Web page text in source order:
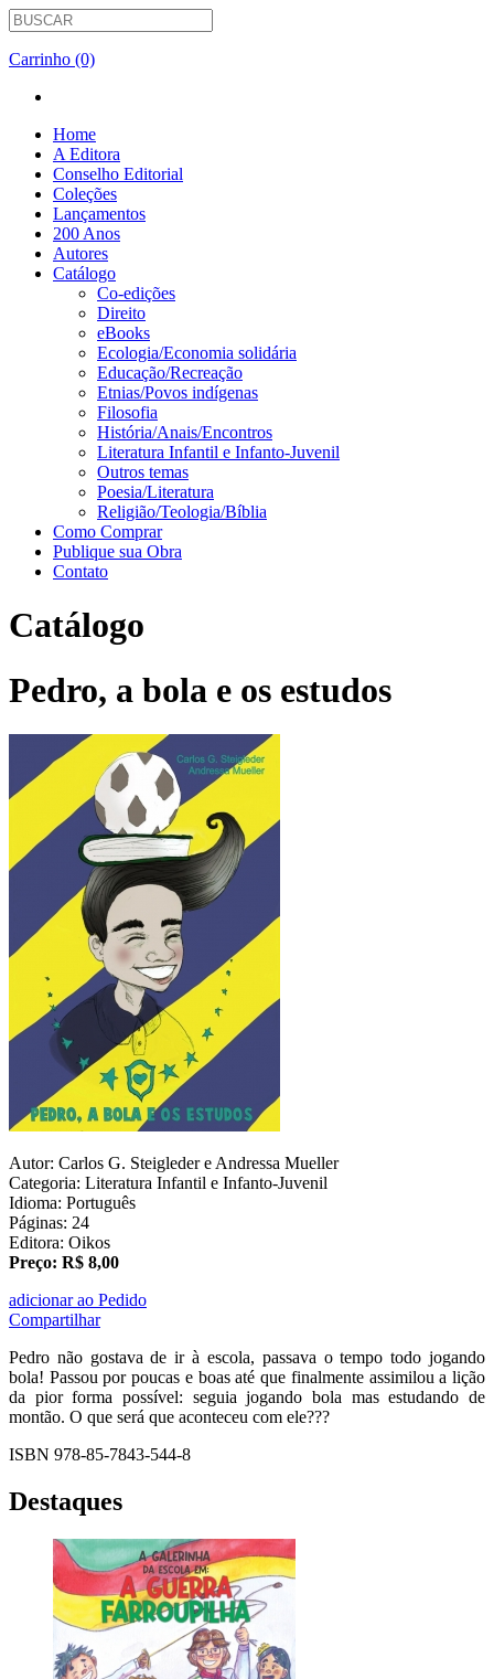
Carrinho (0)
Home
A Editora
Conselho Editorial
Coleções
Lançamentos
200 Anos
Autores
Catálogo
Co-edições
Direito
eBooks
Ecologia/Economia solidária
Educação/Recreação
Etnias/Povos indígenas
Filosofia
História/Anais/Encontros
Literatura Infantil e Infanto-Juvenil
Outros temas
Poesia/Literatura
Religião/Teologia/Bíblia
Como Comprar
Publique sua Obra
Contato
Catálogo
Pedro, a bola e os estudos
Autor: Carlos G. Steigleder e Andressa Mueller
Categoria: Literatura Infantil e Infanto-Juvenil
Idioma: Português
Páginas: 24
Editora: Oikos
Preço: R$ 8,00
adicionar ao Pedido
Compartilhar
Pedro não gostava de ir à escola, passava o tempo todo jogando
bola! Passou por poucas e boas até que finalmente assimilou a lição
da pior forma possível: seguia jogando bola mas estudando de
montão. O que será que aconteceu com ele???
ISBN 978-85-7843-544-8
Destaques